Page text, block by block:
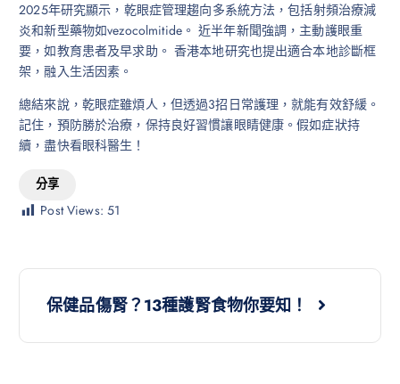
2025年研究顯示，乾眼症管理趨向多系統方法，包括射頻治療減
炎和新型藥物如vezocolmitide。 近半年新聞強調，主動護眼重
要，如教育患者及早求助。 香港本地研究也提出適合本地診斷框
架，融入生活因素。
總結來說，乾眼症雖煩人，但透過3招日常護理，就能有效舒緩。
記住，預防勝於治療，保持良好習慣讓眼睛健康。假如症狀持
續，盡快看眼科醫生！
分享
Post Views: 51
保健品傷腎？13種護腎食物你要知！